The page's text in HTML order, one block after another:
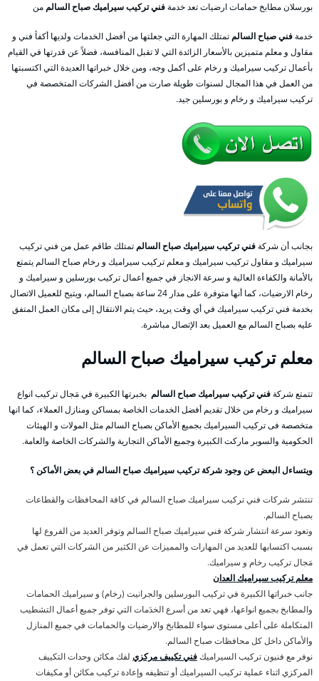
بورسلان مطابخ حمامات ارضيات تعد خدمةفني تركيب سيراميك صباح السالم من
خدمةفني صباح السالم تمتلك المهارة التي جعلتها من أفضل الخدمات ولديها أكفأ فني و
مقاول و معلم متميزين بالأسعار الزائدة التي لا تقبل المنافسة، فضلاً عن قدرتها في القيام
بأعمال تركيب سيراميك و رخام على أكمل وجه، ومن خلال خبراتها العديدة التي اكتسبتها
من العمل في هذا المجال لسنوات طويلة صارت من أفضل الشركات المتخصصة في
تركيب سيراميك و رخام و بورسلين جيد.
بجانب أن شركةفني تركيب سيراميك صباح السالم تمتلك طاقم عمل من فني تركيب
سيراميك و مقاول تركيب سيراميك و معلم تركيب سيراميك و رخام صباح السالم يتمتع
بالأمانة والكفاءة العالية و سرعة الانجاز في جميع أعمال تركيب بورسلين و سيراميك و
رخام الارضيات، كما أنها متوفرة على مدار 24 ساعة بصباح السالم، ويتيح للعميل الاتصال
بخدمة فني تركيب سيراميك في أي وقت يريد، حيث يتم الانتقال إلى مكان العمل المتفق
عليه بصباح السالم مع العميل بعد الإتصال مباشرة.
معلمتركيب سيراميك صباح السالم
تتمتع شركةفني تركيب سيراميك صباح السالم بخبرتها الكبيرة في مَجال تركيب انواع
سيراميك و رخام من خلال تقديم أفضل الخدمات الخاصة بمساكن ومنازل العملاء، كما انها
متخصصة فى تركيب السيراميك بجميع الأماكن بصباح السالم مثل المولات و الهيئات
الحكومية والسوبر ماركت الكبيرة وجميع الأماكن التجارية والشركات الخاصة والعامة.
ويتساءل البعض عن وجود شركة تركيب سيراميك صباح السالم في بعض الأماكن ؟
تنتشر شركات فني تركيب سيراميك صباح السالم في كافة المحافظات والقطاعات
بصباح السالم.
وتعود سرعة انتشار شركة فني سيراميك صباح السالم وتوفر العديد من الفروع لها
بسبب اكتسابها للعديد من المهارات والمميزات عن الكثير من الشركات التي تعمل في
مَجال تركيب رخام و سيراميك.
معلم تركيب سيراميك العدان
جانب خبراتها الكبيرة في تركيب البورسلين والجرانيت (رخام) و سيراميك الحمامات
والمطابخ بجميع انواعها، فهي تعد من أسرع الخدَمات التي توفر جميع أعمال التشطيب
المتكاملة على أعلى مستوى سواء للمطابخ والارضيات والحمامات في جميع المنازل
والأماكن داخل كل محافظات صباح السالم.
نوفر مع فنيون تركيب السيراميكفني تكييف مركزي لفك مكائن وحدات التكييف
المركزي اثناء عملية تركيب السيراميك أو تنظيفه وإعادة تركيب مكائن أو مكيفات